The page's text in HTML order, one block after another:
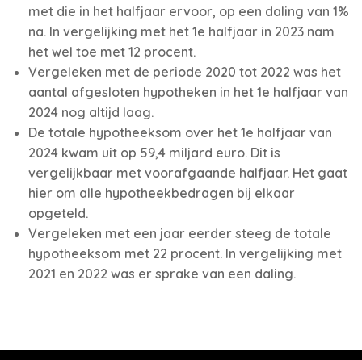
met die in het halfjaar ervoor, op een daling van 1%
na. In vergelijking met het 1e halfjaar in 2023 nam
het wel toe met 12 procent.
Vergeleken met de periode 2020 tot 2022 was het
aantal afgesloten hypotheken in het 1e halfjaar van
2024 nog altijd laag.
De totale hypotheeksom over het 1e halfjaar van
2024 kwam uit op 59,4 miljard euro. Dit is
vergelijkbaar met voorafgaande halfjaar. Het gaat
hier om alle hypotheekbedragen bij elkaar
opgeteld.
Vergeleken met een jaar eerder steeg de totale
hypotheeksom met 22 procent. In vergelijking met
2021 en 2022 was er sprake van een daling.